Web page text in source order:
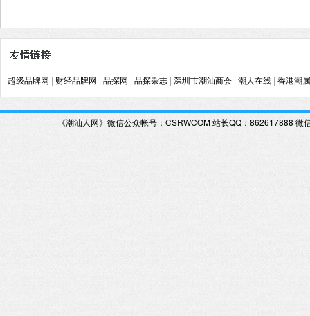
超级品牌网 财经品牌网 品探网 品探杂志 深圳市潮汕商会 潮人在线 香港潮
《潮汕人网》微信公众帐号：CSRWCOM站长QQ：862617888 微